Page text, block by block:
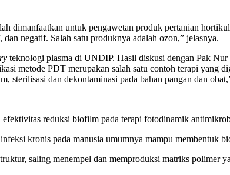
dimanfaatkan untuk pengawetan produk pertanian
negatif. Salah satu produknya adalah ozon,” jelasnya.
teknologi plasma di UNDIP. Hasil diskusi dengan Pak
metode PDT merupakan salah satu contoh terapi yang
dan dekontaminasi pada bahan pangan dan
reduksi biofilm pada terapi fotodinamik
kronis pada manusia umumnya mampu membentuk
saling menempel dan memproduksi matriks polimer